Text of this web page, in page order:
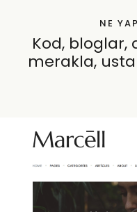
NE
Kod,
merakla,